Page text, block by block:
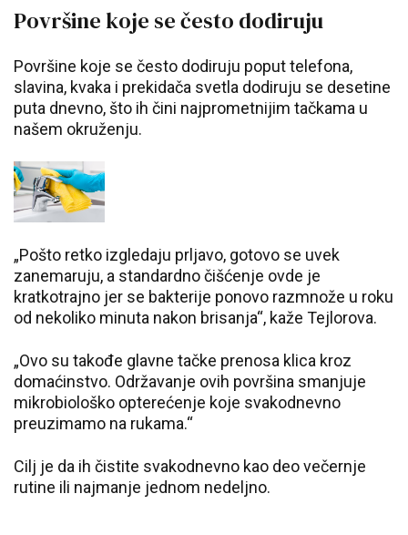
Površine koje se često dodiruju
Površine koje se često dodiruju poput telefona,
slavina, kvaka i prekidača svetla dodiruju se desetine
puta dnevno, što ih čini najprometnijim tačkama u
našem okruženju.
„Pošto retko izgledaju prljavo, gotovo se uvek
zanemaruju, a standardno čišćenje ovde je
kratkotrajno jer se bakterije ponovo razmnože u roku
od nekoliko minuta nakon brisanja“, kaže Tejlorova.
„Ovo su takođe glavne tačke prenosa klica kroz
domaćinstvo. Održavanje ovih površina smanjuje
mikrobiološko opterećenje koje svakodnevno
preuzimamo na rukama.“
Cilj je da ih čistite svakodnevno kao deo večernje
rutine ili najmanje jednom nedeljno.